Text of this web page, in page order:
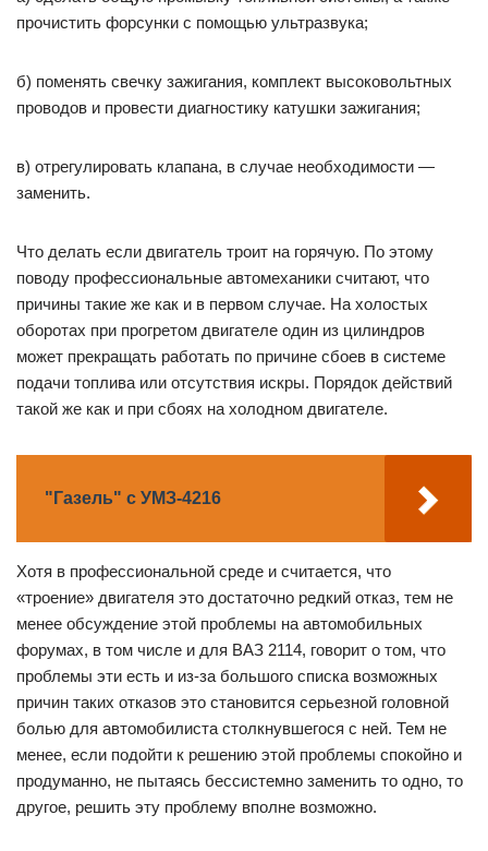
прочистить форсунки с помощью ультразвука;
б) поменять свечку зажигания, комплект высоковольтных
проводов и провести диагностику катушки зажигания;
в) отрегулировать клапана, в случае необходимости —
заменить.
Что делать если двигатель троит на горячую. По этому
поводу профессиональные автомеханики считают, что
причины такие же как и в первом случае. На холостых
оборотах при прогретом двигателе один из цилиндров
может прекращать работать по причине сбоев в системе
подачи топлива или отсутствия искры. Порядок действий
такой же как и при сбоях на холодном двигателе.
"Газель" с УМЗ-4216
Хотя в профессиональной среде и считается, что
«троение» двигателя это достаточно редкий отказ, тем не
менее обсуждение этой проблемы на автомобильных
форумах, в том числе и для ВАЗ 2114, говорит о том, что
проблемы эти есть и из-за большого списка возможных
причин таких отказов это становится серьезной головной
болью для автомобилиста столкнувшегося с ней. Тем не
менее, если подойти к решению этой проблемы спокойно и
продуманно, не пытаясь бессистемно заменить то одно, то
другое, решить эту проблему вполне возможно.